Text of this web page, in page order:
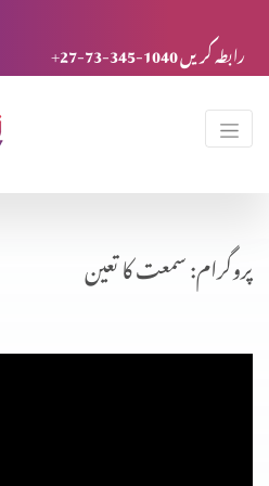
+27-73-345-1040 رابطہ کریں
پروگرام: سمعت کا تعین